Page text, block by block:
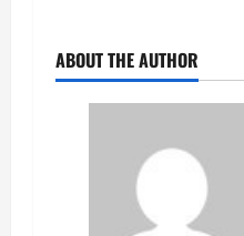
ABOUT THE AUTHOR